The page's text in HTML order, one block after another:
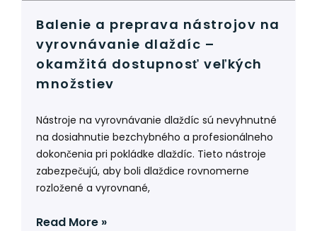
Balenie a preprava nástrojov na
vyrovnávanie dlaždíc –
okamžitá dostupnosť veľkých
množstiev
Nástroje na vyrovnávanie dlaždíc sú nevyhnutné
na dosiahnutie bezchybného a profesionálneho
dokončenia pri pokládke dlaždíc. Tieto nástroje
zabezpečujú, aby boli dlaždice rovnomerne
rozložené a vyrovnané,
Read More »